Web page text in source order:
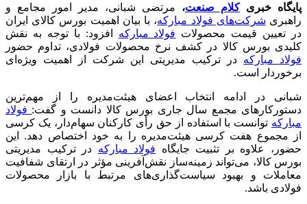
پایگاه خبریکلام صنعت، مرتضی شبانی، مدیر امور مجامع و
راهبری شرکت‌های فولاد مبارکه، با بیان اهمیت بورس کالای ایران
در تعیین قیمت محصولات فولاد مبارکه افزود: با توجه به نقش
کلیدی بورس کالا در کشف نرخ محصولات فولادی، تداوم حضور
فولاد مبارکه در ترکیب مدیریتی این شرکت از اهمیت ویژه‌ای
برخوردار است.
شبانی در ادامه انتخاب اعضای هیئت‌مدیره را از مهم‌ترین
دستورکارهای مجمع سال جاری بورس کالا دانست و گفت: فولاد
مبارکه توانست با استفاده از حق رأی کارکنان سهام‌دار، یک کرسی
از مجموع هفت کرسی هیئت‌مدیره را به خود اختصاص دهد. این
حضور، علاوه بر تثبیت جایگاه فولاد مبارکه در ترکیب مدیریتی
بورس کالا، می‌تواند زمینه‌ساز نقش‌آفرینی مؤثر در ارتقای شفافیت
معاملات و بهبود سیاست‌گذاری‌های مرتبط با بازار محصولات
فولادی باشد.